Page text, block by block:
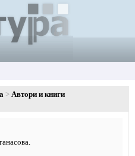
Автори и книги